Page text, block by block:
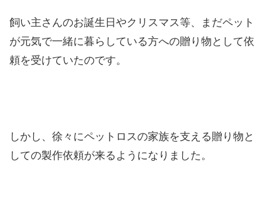
飼い主さんのお誕生日やクリスマス等、まだペット
が元気で一緒に暮らしている方への贈り物として依
頼を受けていたのです。
しかし、徐々にペットロスの家族を支える贈り物と
しての製作依頼が来るようになりました。